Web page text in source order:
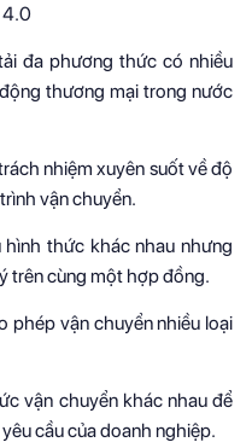
4.0
đa phương thức có nhiều
thương mại trong nước
nhiệm xuyên suốt về độ
vận chuyển.
thức khác nhau nhưng
trên cùng một hợp đồng.
phép vận chuyển nhiều loại
vận chuyển khác nhau để
cầu của doanh nghiệp.